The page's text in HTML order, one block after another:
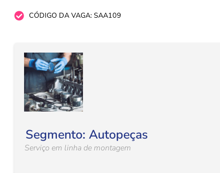
CÓDIGO DA VAGA: SAA109
Segmento: Autopeças
Serviço em linha de montagem